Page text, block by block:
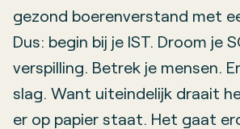
gezond boerenverstand met
Dus: begin bij je IST. Droom je
verspilling. Betrek je mensen.
slag. Want uiteindelijk draait
er op papier staat. Het gaat